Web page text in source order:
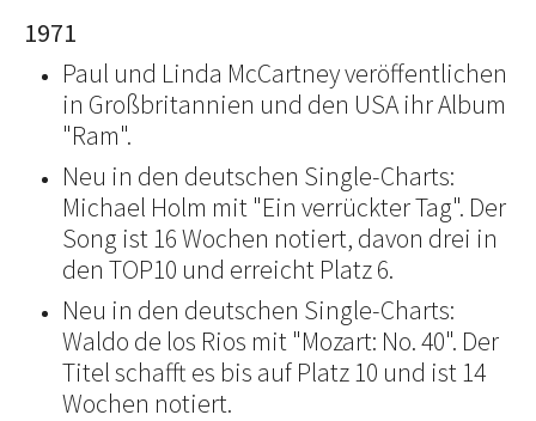
1971
Paul und Linda McCartney veröffentlichen
in Großbritannien und den USA ihr Album
"Ram".
Neu in den deutschen Single-Charts:
Michael Holm mit "Ein verrückter Tag". Der
Song ist 16 Wochen notiert, davon drei in
den TOP10 und erreicht Platz 6.
Neu in den deutschen Single-Charts:
Waldo de los Rios mit "Mozart: No. 40". Der
Titel schafft es bis auf Platz 10 und ist 14
Wochen notiert.